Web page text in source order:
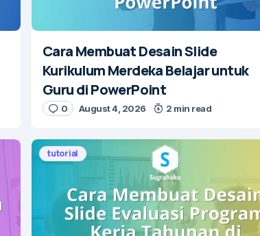
Cara Membuat Desain Slide
Kurikulum Merdeka Belajar untuk
Guru di PowerPoint
0 August 4, 2026 2 min read
tutorial